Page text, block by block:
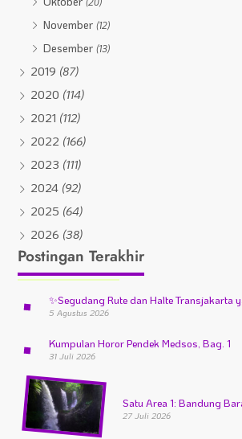
November(12)
Desember(13)
2019 (87)
2020 (114)
2021 (112)
2022 (166)
2023 (111)
2024 (92)
2025 (64)
2026 (38)
Postingan Terakhir
✨Segudang Rute dan Halte Transjakarta
5 Agustus 2026
Kumpulan Horor Pendek Medsos, Bag. 1
31 Juli 2026
Satu Area 1: Bandung
27 Juli 2026